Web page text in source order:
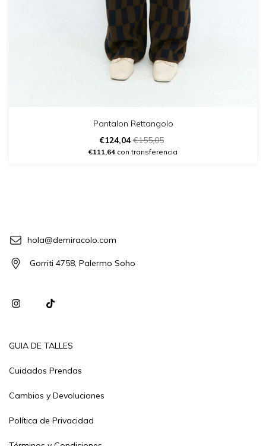
Pantalon Rettangolo
€124,04€155,05
€111,64 con transferencia
hola@demiracolo.com
Gorriti 4758, Palermo Soho
GUIA DE TALLES
Cuidados Prendas
Cambios y Devoluciones
Política de Privacidad